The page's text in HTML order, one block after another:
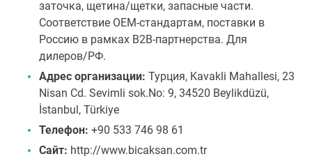
заточка, щетина/щетки, запасные части.
Соответствие OEM-стандартам, поставки в
Россию в рамках B2B-партнерства. Для
дилеров/РФ.
Адрес организации: Турция, Kavakli Mahallesi, 23
Nisan Cd. Sevimli sok.No: 9, 34520 Beylikdüzü,
İstanbul, Türkiye
Телефон: +90 533 746 98 61
Сайт: http://www.bicaksan.com.tr